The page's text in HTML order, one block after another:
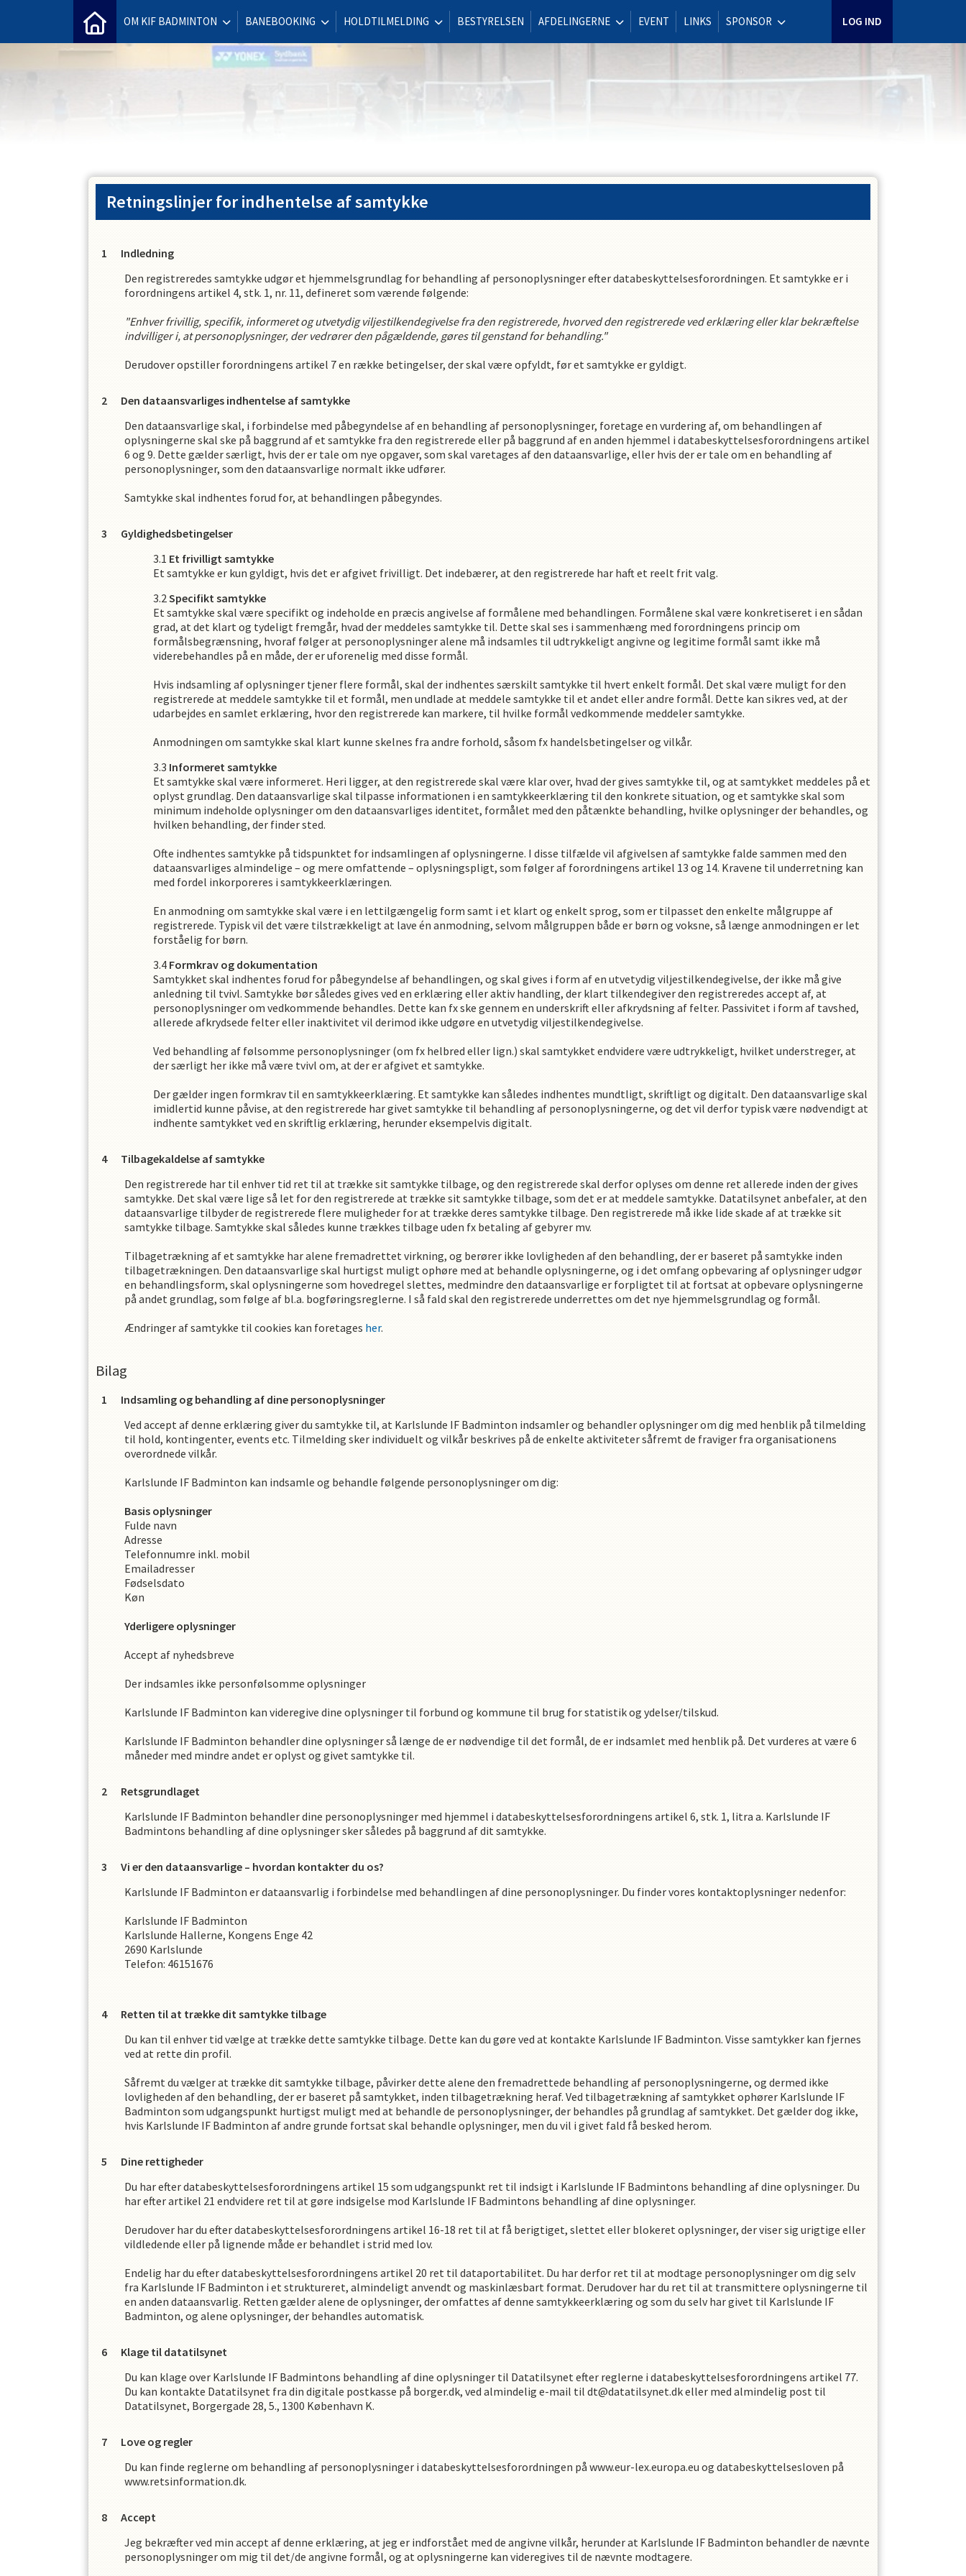
OM KIF BADMINTON BANEBOOKING HOLDTILMELDING BESTYRELSEN AFDELINGERNE EVENT LINKS SPONSOR LOG IND
Retningslinjer for indhentelse af samtykke
Indledning
Den registreredes samtykke udgør et hjemmelsgrundlag for behandling af personoplysninger efter databeskyttelsesforordningen. Et samtykke er i
forordningens artikel 4, stk. 1, nr. 11, defineret som værende følgende:
"Enhver frivillig, specifik, informeret og utvetydig viljestilkendegivelse fra den registrerede, hvorved den registrerede ved erklæring eller klar bekræftelse
indvilliger i, at personoplysninger, der vedrører den pågældende, gøres til genstand for behandling."
Derudover opstiller forordningens artikel 7 en række betingelser, der skal være opfyldt, før et samtykke er gyldigt.
Den dataansvarliges indhentelse af samtykke
Den dataansvarlige skal, i forbindelse med påbegyndelse af en behandling af personoplysninger, foretage en vurdering af, om behandlingen af
oplysningerne skal ske på baggrund af et samtykke fra den registrerede eller på baggrund af en anden hjemmel i databeskyttelsesforordningens artikel
6 og 9. Dette gælder særligt, hvis der er tale om nye opgaver, som skal varetages af den dataansvarlige, eller hvis der er tale om en behandling af
personoplysninger, som den dataansvarlige normalt ikke udfører.
Samtykke skal indhentes forud for, at behandlingen påbegyndes.
Gyldighedsbetingelser
Et frivilligt samtykke
Et samtykke er kun gyldigt, hvis det er afgivet frivilligt. Det indebærer, at den registrerede har haft et reelt frit valg.
Specifikt samtykke
Et samtykke skal være specifikt og indeholde en præcis angivelse af formålene med behandlingen. Formålene skal være konkretiseret i en sådan
grad, at det klart og tydeligt fremgår, hvad der meddeles samtykke til. Dette skal ses i sammenhæng med forordningens princip om
formålsbegrænsning, hvoraf følger at personoplysninger alene må indsamles til udtrykkeligt angivne og legitime formål samt ikke må
viderebehandles på en måde, der er uforenelig med disse formål.
Hvis indsamling af oplysninger tjener flere formål, skal der indhentes særskilt samtykke til hvert enkelt formål. Det skal være muligt for den
registrerede at meddele samtykke til et formål, men undlade at meddele samtykke til et andet eller andre formål. Dette kan sikres ved, at der
udarbejdes en samlet erklæring, hvor den registrerede kan markere, til hvilke formål vedkommende meddeler samtykke.
Anmodningen om samtykke skal klart kunne skelnes fra andre forhold, såsom fx handelsbetingelser og vilkår.
Informeret samtykke
Et samtykke skal være informeret. Heri ligger, at den registrerede skal være klar over, hvad der gives samtykke til, og at samtykket meddeles på et
oplyst grundlag. Den dataansvarlige skal tilpasse informationen i en samtykkeerklæring til den konkrete situation, og et samtykke skal som
minimum indeholde oplysninger om den dataansvarliges identitet, formålet med den påtænkte behandling, hvilke oplysninger der behandles, og
hvilken behandling, der finder sted.
Ofte indhentes samtykke på tidspunktet for indsamlingen af oplysningerne. I disse tilfælde vil afgivelsen af samtykke falde sammen med den
dataansvarliges almindelige – og mere omfattende – oplysningspligt, som følger af forordningens artikel 13 og 14. Kravene til underretning kan
med fordel inkorporeres i samtykkeerklæringen.
En anmodning om samtykke skal være i en lettilgængelig form samt i et klart og enkelt sprog, som er tilpasset den enkelte målgruppe af
registrerede. Typisk vil det være tilstrækkeligt at lave én anmodning, selvom målgruppen både er børn og voksne, så længe anmodningen er let
forståelig for børn.
Formkrav og dokumentation
Samtykket skal indhentes forud for påbegyndelse af behandlingen, og skal gives i form af en utvetydig viljestilkendegivelse, der ikke må give
anledning til tvivl. Samtykke bør således gives ved en erklæring eller aktiv handling, der klart tilkendegiver den registreredes accept af, at
personoplysninger om vedkommende behandles. Dette kan fx ske gennem en underskrift eller afkrydsning af felter. Passivitet i form af tavshed,
allerede afkrydsede felter eller inaktivitet vil derimod ikke udgøre en utvetydig viljestilkendegivelse.
Ved behandling af følsomme personoplysninger (om fx helbred eller lign.) skal samtykket endvidere være udtrykkeligt, hvilket understreger, at
der særligt her ikke må være tvivl om, at der er afgivet et samtykke.
Der gælder ingen formkrav til en samtykkeerklæring. Et samtykke kan således indhentes mundtligt, skriftligt og digitalt. Den dataansvarlige skal
imidlertid kunne påvise, at den registrerede har givet samtykke til behandling af personoplysningerne, og det vil derfor typisk være nødvendigt at
indhente samtykket ved en skriftlig erklæring, herunder eksempelvis digitalt.
Tilbagekaldelse af samtykke
Den registrerede har til enhver tid ret til at trække sit samtykke tilbage, og den registrerede skal derfor oplyses om denne ret allerede inden der gives
samtykke. Det skal være lige så let for den registrerede at trække sit samtykke tilbage, som det er at meddele samtykke. Datatilsynet anbefaler, at den
dataansvarlige tilbyder de registrerede flere muligheder for at trække deres samtykke tilbage. Den registrerede må ikke lide skade af at trække sit
samtykke tilbage. Samtykke skal således kunne trækkes tilbage uden fx betaling af gebyrer mv.
Tilbagetrækning af et samtykke har alene fremadrettet virkning, og berører ikke lovligheden af den behandling, der er baseret på samtykke inden
tilbagetrækningen. Den dataansvarlige skal hurtigst muligt ophøre med at behandle oplysningerne, og i det omfang opbevaring af oplysninger udgør
en behandlingsform, skal oplysningerne som hovedregel slettes, medmindre den dataansvarlige er forpligtet til at fortsat at opbevare oplysningerne
på andet grundlag, som følge af bl.a. bogføringsreglerne. I så fald skal den registrerede underrettes om det nye hjemmelsgrundlag og formål.
Ændringer af samtykke til cookies kan foretages her.
Bilag
Indsamling og behandling af dine personoplysninger
Ved accept af denne erklæring giver du samtykke til, at Karlslunde IF Badminton indsamler og behandler oplysninger om dig med henblik på tilmelding
til hold, kontingenter, events etc. Tilmelding sker individuelt og vilkår beskrives på de enkelte aktiviteter såfremt de fraviger fra organisationens
overordnede vilkår.
Karlslunde IF Badminton kan indsamle og behandle følgende personoplysninger om dig:
Basis oplysninger
Fulde navn
Adresse
Telefonnumre inkl. mobil
Emailadresser
Fødselsdato
Køn
Yderligere oplysninger
Accept af nyhedsbreve
Der indsamles ikke personfølsomme oplysninger
Karlslunde IF Badminton kan videregive dine oplysninger til forbund og kommune til brug for statistik og ydelser/tilskud.
Karlslunde IF Badminton behandler dine oplysninger så længe de er nødvendige til det formål, de er indsamlet med henblik på. Det vurderes at være 6
måneder med mindre andet er oplyst og givet samtykke til.
Retsgrundlaget
Karlslunde IF Badminton behandler dine personoplysninger med hjemmel i databeskyttelsesforordningens artikel 6, stk. 1, litra a. Karlslunde IF
Badmintons behandling af dine oplysninger sker således på baggrund af dit samtykke.
Vi er den dataansvarlige – hvordan kontakter du os?
Karlslunde IF Badmintoner dataansvarlig i forbindelse med behandlingen af dine personoplysninger. Du finder vores kontaktoplysninger nedenfor:
Karlslunde IF Badminton
Karlslunde Hallerne, Kongens Enge 42
2690 Karlslunde
Telefon: 46151676
Retten til at trække dit samtykke tilbage
Du kan til enhver tid vælge at trække dette samtykke tilbage. Dette kan du gøre ved at kontakte Karlslunde IF Badminton. Visse samtykker kan fjernes
ved at rette din profil.
Såfremt du vælger at trække dit samtykke tilbage, påvirker dette alene den fremadrettede behandling af personoplysningerne, og dermed ikke
lovligheden af den behandling, der er baseret på samtykket, inden tilbagetrækning heraf. Ved tilbagetrækning af samtykket ophører Karlslunde IF
Badmintonsom udgangspunkt hurtigst muligt med at behandle de personoplysninger, der behandles på grundlag af samtykket. Det gælder dog ikke,
hvis Karlslunde IF Badmintonaf andre grunde fortsat skal behandle oplysninger, men du vil i givet fald få besked herom.
Dine rettigheder
Du har efter databeskyttelsesforordningens artikel 15 som udgangspunkt ret til indsigt i Karlslunde IF Badmintons behandling af dine oplysninger. Du
har efter artikel 21 endvidere ret til at gøre indsigelse mod Karlslunde IF Badmintons behandling af dine oplysninger.
Derudover har du efter databeskyttelsesforordningens artikel 16-18 ret til at få berigtiget, slettet eller blokeret oplysninger, der viser sig urigtige eller
vildledende eller på lignende måde er behandlet i strid med lov.
Endelig har du efter databeskyttelsesforordningens artikel 20 ret til dataportabilitet. Du har derfor ret til at modtage personoplysninger om dig selv
fra Karlslunde IF Badminton i et struktureret, almindeligt anvendt og maskinlæsbart format. Derudover har du ret til at transmittere oplysningerne til
en anden dataansvarlig. Retten gælder alene de oplysninger, der omfattes af denne samtykkeerklæring og som du selv har givet til Karlslunde IF
Badminton, og alene oplysninger, der behandles automatisk.
Klage til datatilsynet
Du kan klage over Karlslunde IF Badmintons behandling af dine oplysninger til Datatilsynet efter reglerne i databeskyttelsesforordningens artikel 77.
Du kan kontakte Datatilsynet fra din digitale postkasse på borger.dk, ved almindelig e-mail til dt@datatilsynet.dk eller med almindelig post til
Datatilsynet, Borgergade 28, 5., 1300 København K.
Love og regler
Du kan finde reglerne om behandling af personoplysninger i databeskyttelsesforordningen på www.eur-lex.europa.eu og databeskyttelsesloven på
www.retsinformation.dk.
Accept
Jeg bekræfter ved min accept af denne erklæring, at jeg er indforstået med de angivne vilkår, herunder at Karlslunde IF Badminton behandler de nævnte
personoplysninger om mig til det/de angivne formål, og at oplysningerne kan videregives til de nævnte modtagere.